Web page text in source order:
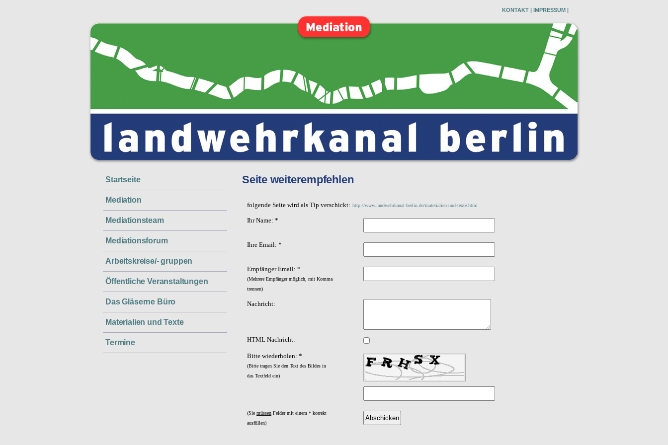
KONTAKT | IMPRESSUM |
Startseite
Mediation
Mediationsteam
Mediationsforum
Arbeitskreise/- gruppen
Öffentliche Veranstaltungen
Das Gläserne Büro
Materialien und Texte
Termine
Seite weiterempfehlen
folgende Seite wird als Tip verschickt: http://www.landwehrkanal-berlin.de/materialien-und-texte.html
Ihr Name: *
Ihre Email: *
Empfänger Email: *
(Mehrere Empfänger möglich, mit Komma
trennen)
Nachricht:
HTML Nachricht:
Bitte wiederholen: *
(Bitte tragen Sie den Text des Bildes in
das Textfeld ein)
(Sie müssen Felder mit einem * korrekt
ausfüllen)